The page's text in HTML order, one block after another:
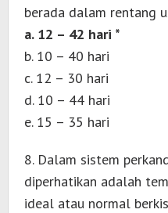
berada dalam rentang
a. 12 – 42 hari *
b. 10 – 40 hari
c. 12 – 30 hari
d. 10 – 44 hari
e. 15 – 35 hari
8. Dalam sistem
diperhatikan adalah
ideal atau normal